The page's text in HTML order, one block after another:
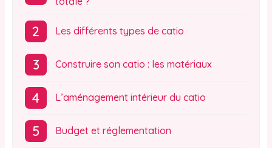
Les différents types de catio
Construire son catio : les matériaux
L’aménagement intérieur du catio
Budget et réglementation